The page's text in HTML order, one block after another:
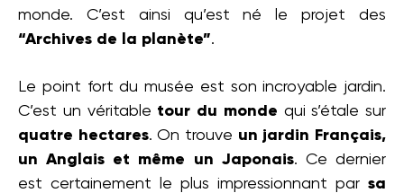
monde. C’est ainsi qu’est né le projet des
“Archives de la planète”.
Le point fort du musée est son incroyable jardin.
C’est un véritable tour du monde qui s’étale sur
quatre hectares. On trouve un jardin Français,
un Anglais et même un Japonais. Ce dernier
est certainement le plus impressionnant par sa